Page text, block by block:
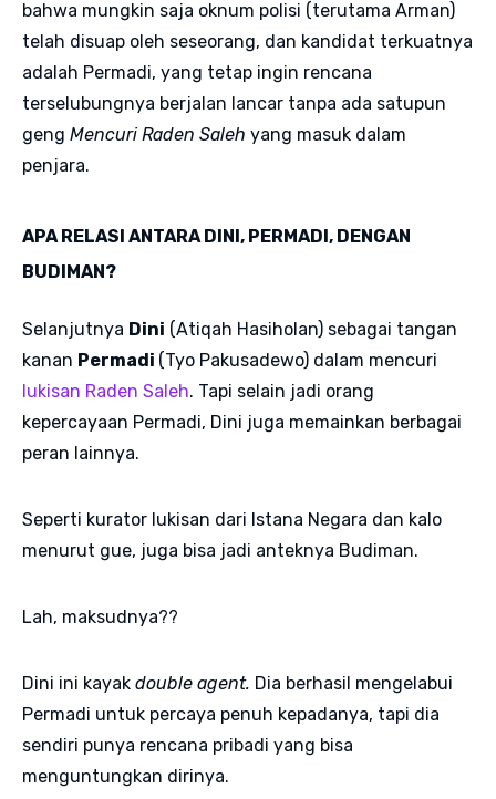
bahwa mungkin saja oknum polisi (terutama Arman)
telah disuap oleh seseorang, dan kandidat terkuatnya
adalah Permadi, yang tetap ingin rencana
terselubungnya berjalan lancar tanpa ada satupun
geng Mencuri Raden Saleh yang masuk dalam
penjara.
APA RELASI ANTARA DINI, PERMADI, DENGAN
BUDIMAN?
Selanjutnya Dini (Atiqah Hasiholan) sebagai tangan
kanan Permadi (Tyo Pakusadewo) dalam mencuri
lukisan Raden Saleh. Tapi selain jadi orang
kepercayaan Permadi, Dini juga memainkan berbagai
peran lainnya.
Seperti kurator lukisan dari Istana Negara dan kalo
menurut gue, juga bisa jadi anteknya Budiman.
Lah, maksudnya??
Dini ini kayak double agent. Dia berhasil mengelabui
Permadi untuk percaya penuh kepadanya, tapi dia
sendiri punya rencana pribadi yang bisa
menguntungkan dirinya.